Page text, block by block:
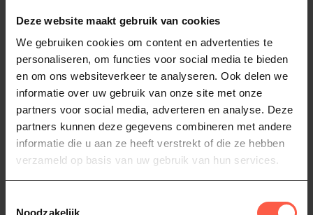
Deze website maakt gebruik van cookies
We gebruiken cookies om content en advertenties te
personaliseren, om functies voor social media te bieden
en om ons websiteverkeer te analyseren. Ook delen we
informatie over uw gebruik van onze site met onze
partners voor social media, adverteren en analyse. Deze
partners kunnen deze gegevens combineren met andere
informatie die u aan ze heeft verstrekt of die ze hebben
verzameld op basis van uw gebruik van hun services.
Noodzakelijk
Monolith Thermolith Bluetooth
Thermometer
Niet op voorraad
bluetooth (2) Monolith(75) probes(1)
Thermolith Bluetooth Thermometer (2) thermometer(35)
Heb je vragen over dit product?
Of heb je hulp nodig bij het bestellen? Neem